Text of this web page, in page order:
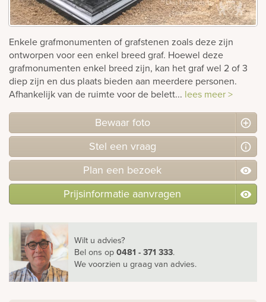
Bekijk
ook:
Enkele grafmonumenten of grafstenen zoals deze zijn
ontworpen voor een enkel breed graf. Hoewel deze
grafmonumenten enkel breed zijn, kan het graf wel 2 of 3
diep zijn en dus plaats bieden aan meerdere personen.
Afhankelijk van de ruimte voor de belett... lees meer >
Bewaar foto
Stel een vraag
Plan een bezoek
Prijsinformatie aanvragen
Wilt u advies?
Bel ons op0481 - 371 333.
We voorzien u graag van advies.